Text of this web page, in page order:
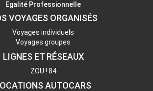
Egalité Professionnelle
VOYAGES ORGANISÉS
Voyages individuels
Voyages groupes
LIGNES ET RÉSEAUX
ZOU ! 84
AUTOCARS